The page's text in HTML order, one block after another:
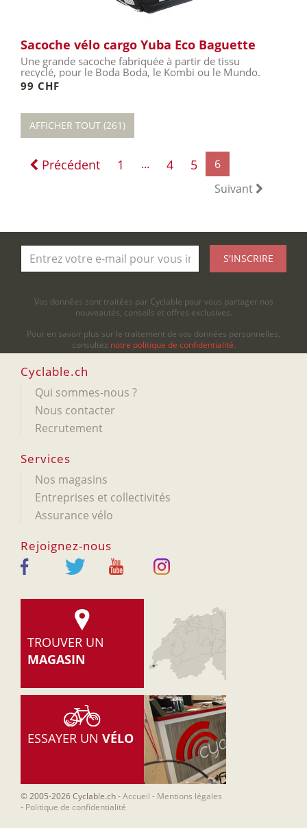
Sacoche vélo cargo Yuba Eco Baguette
Une grande sacoche fabriquée à partir de tissu
recyclé, pour le Boda Boda, le Kombi ou le Mundo.
99 CHF
AFFICHER TOUT (261)
Précédent 1 ... 4 5
6
Suivant
S'INSCRIRE
Vos données sont traitées par Cyclable pour vous partager nos
nouveautés, conseils et offres exclusives.
Pour en savoir plus sur le traitement de vos données personnelles,
consultez notre politique de confidentialité.
Cyclable.ch
Qui sommes-nous ?
Nous contacter
Recrutement
Services
Nos magasins
Entreprises et collectivités
Assurance vélo
Rejoignez-nous
TROUVER UN
MAGASIN
ESSAYER UN VÉLO
© 2005-2026 Cyclable.ch-Accueil - Mentions légales
- Politique de confidentialité